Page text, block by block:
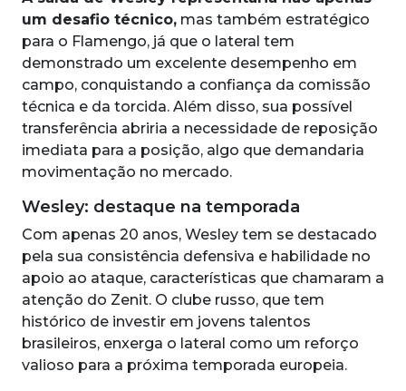
um desafio técnico, mas também estratégico
para o Flamengo, já que o lateral tem
demonstrado um excelente desempenho em
campo, conquistando a confiança da comissão
técnica e da torcida. Além disso, sua possível
transferência abriria a necessidade de reposição
imediata para a posição, algo que demandaria
movimentação no mercado.
Wesley: destaque na temporada
Com apenas 20 anos, Wesley tem se destacado
pela sua consistência defensiva e habilidade no
apoio ao ataque, características que chamaram a
atenção do Zenit. O clube russo, que tem
histórico de investir em jovens talentos
brasileiros, enxerga o lateral como um reforço
valioso para a próxima temporada europeia.